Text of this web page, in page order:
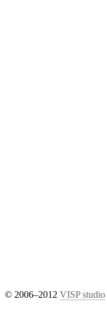
© 2006–2012 VISP studio